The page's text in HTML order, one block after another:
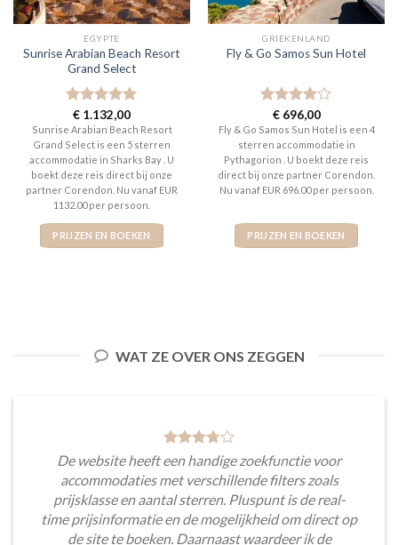
EGYPTE
Sunrise Arabian Beach Resort
Grand Select
Gewaardeerd
5uit 5
€ 1.132,00
Sunrise Arabian Beach Resort
Grand Select is een 5 sterren
accommodatie in Sharks Bay . U
boekt deze reis direct bij onze
partner Corendon. Nu vanaf EUR
1132.00 per persoon.
PRIJZEN EN BOEKEN
GRIEKENLAND
Fly & Go Samos Sun Hotel
Gewaardeerd
4uit 5
€696,00
Fly & Go Samos Sun Hotel is een 4
sterren accommodatie in
Pythagorion . U boekt deze reis
direct bij onze partner Corendon.
Nu vanaf EUR 696.00 per persoon.
PRIJZEN EN BOEKEN
WAT ZE OVER ONS ZEGGEN
De website heeft een handige zoekfunctie voor
accommodaties met verschillende filters zoals
prijsklasse en aantal sterren. Pluspunt is de real-
time prijsinformatie en de mogelijkheid om direct op
de site te boeken. Daarnaast waardeer ik de